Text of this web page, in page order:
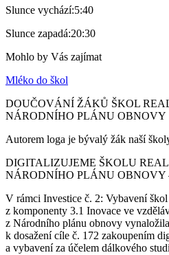
Slunce vychází:5:40
Slunce zapadá:20:30
Mohlo by Vás zajímat
Mléko do škol
DOUČOVÁNÍ ŽÁKŮ ŠKOL
NÁRODNÍHO PLÁNU OBNOVY
Autorem loga je bývalý žák naší
DIGITALIZUJEME ŠKOLU
NÁRODNÍHO PLÁNU OBNOVY
V rámci Investice č. 2: Vybavení
z komponenty 3.1 Inovace ve
z Národního plánu obnovy
k dosažení cíle č. 172 zakoupením
a vybavení za účelem dálkového